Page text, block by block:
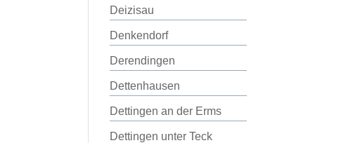
Deizisau
Denkendorf
Derendingen
Dettenhausen
Dettingen an der Erms
Dettingen unter Teck